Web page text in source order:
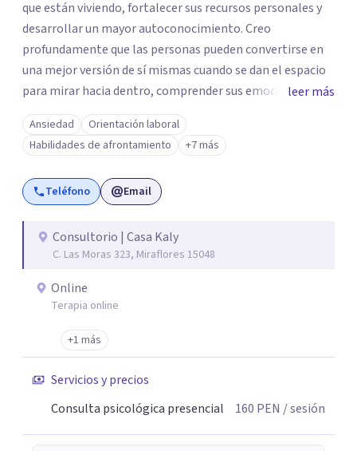
que están viviendo, fortalecer sus recursos personales y
desarrollar un mayor autoconocimiento. Creo
profundamente que las personas pueden convertirse en
una mejor versión de sí mismas cuando se dan el espacio
para mirar hacia dentro, comprender sus emociones y
construir relaciones más sanas consigo mismas y con los
demás. En terapia encontrarás un espacio seguro,
respetuoso y libre de juicios para explorar tu historia,
descubrir nuevas formas de afrontar los desafíos de la
vida y avanzar hacia un mayor bienestar emocional.
leer más
Ansiedad
Orientación laboral
Habilidades de afrontamiento
+7 más
Teléfono Email
Consultorio | Casa Kaly
C. Las Moras 323, Miraflores 15048
Online
Terapia online
+1 más
Servicios y precios
Consulta psicológica presencial
160 PEN / sesión